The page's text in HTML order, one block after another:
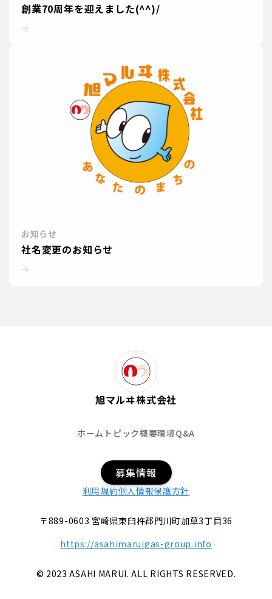
創業70周年を迎えました(^^)/
お知らせ
社名変更のお知らせ
旭マルヰ株式会社
ホーム トピック概要環境Q&A
募集情報
利用規約個人情報保護方針
〒889-0603 宮崎県東臼杵郡門川町加草3丁目36
https://asahimaruigas-group.info
© 2023 ASAHI MARUI. ALL RIGHTS RESERVED.